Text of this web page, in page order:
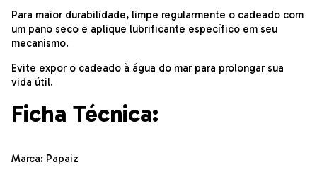
Para maior durabilidade, limpe regularmente o cadeado com
um pano seco e aplique lubrificante específico em seu
mecanismo.
Evite expor o cadeado à água do mar para prolongar sua
vida útil.
Ficha Técnica:
Marca: Papaiz